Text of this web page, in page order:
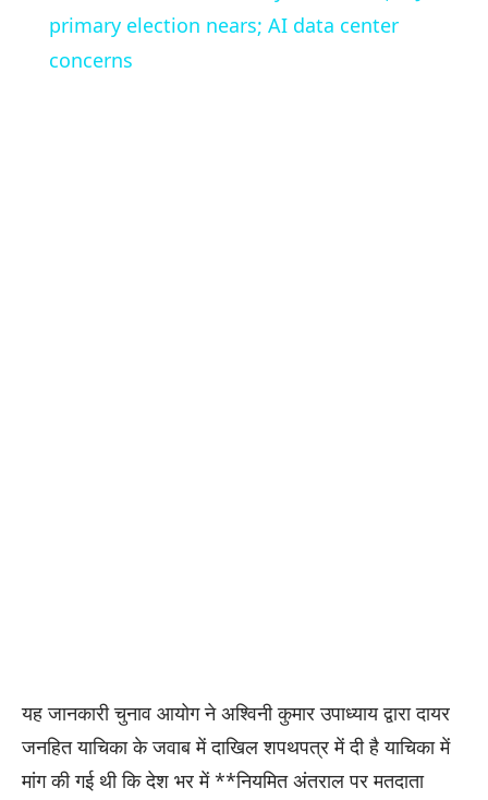
primary election nears; AI data center
concerns
यह जानकारी चुनाव आयोग ने अश्विनी कुमार उपाध्याय द्वारा दायर
जनहित याचिका के जवाब में दाखिल शपथपत्र में दी है याचिका में
मांग की गई थी कि देश भर में **नियमित अंतराल पर मतदाता